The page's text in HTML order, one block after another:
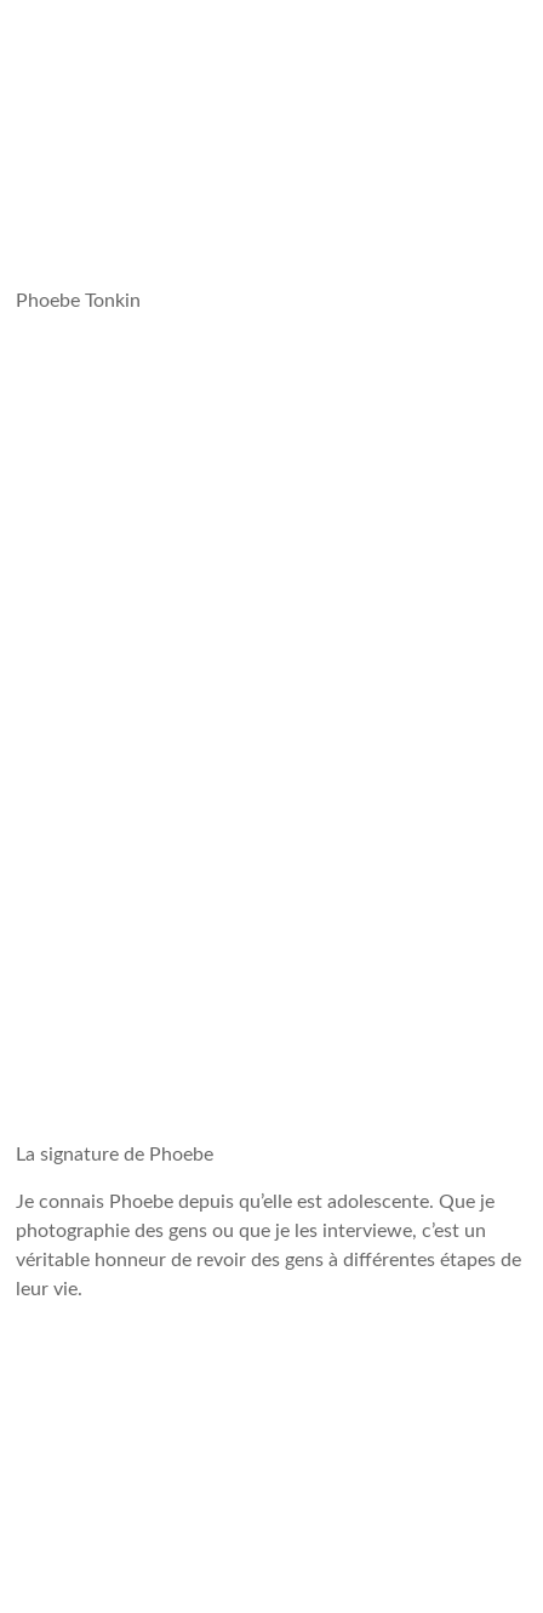
Phoebe Tonkin
La signature de Phoebe
Je connais Phoebe depuis qu’elle est adolescente. Que je
photographie des gens ou que je les interviewe, c’est un
véritable honneur de revoir des gens à différentes étapes de
leur vie.